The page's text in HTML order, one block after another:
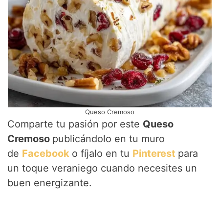
Queso Cremoso
Comparte tu pasión por este Queso
Cremoso publicándolo en tu muro
de Facebook o fíjalo en tu Pinterest para
un toque veraniego cuando necesites un
buen energizante.